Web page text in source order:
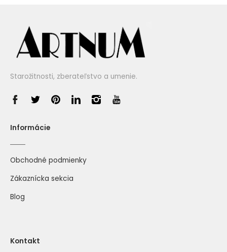
Starožitnosti, zberateľstvo a umenie.
Informácie
Obchodné podmienky
Zákaznícka sekcia
Blog
Kontakt